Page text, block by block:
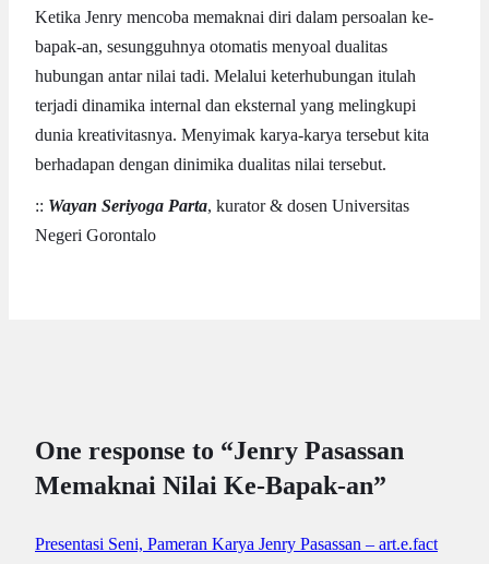
Ketika Jenry mencoba memaknai diri dalam persoalan ke-
bapak-an, sesungguhnya otomatis menyoal dualitas
hubungan antar nilai tadi. Melalui keterhubungan itulah
terjadi dinamika internal dan eksternal yang melingkupi
dunia kreativitasnya. Menyimak karya-karya tersebut kita
berhadapan dengan dinimika dualitas nilai tersebut.
:: Wayan Seriyoga Parta, kurator & dosen Universitas
Negeri Gorontalo
One response to “Jenry Pasassan
Memaknai Nilai Ke-Bapak-an”
Presentasi Seni, Pameran Karya Jenry Pasassan – art.e.fact